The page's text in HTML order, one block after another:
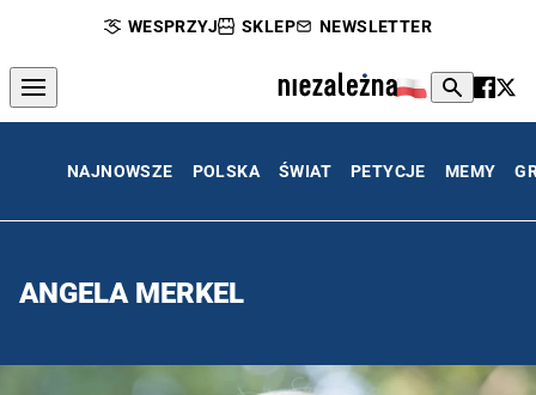
WESPRZYJ SKLEP NEWSLETTER
NAJNOWSZE POLSKA ŚWIAT PETYCJE MEMY
ANGELA MERKEL